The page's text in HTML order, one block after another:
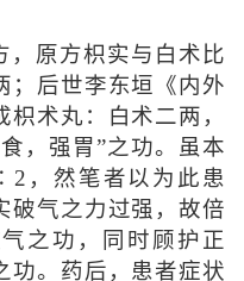
，原方枳实与白术比
；后世李东垣《内外
术丸：白术二两，
，强胃”之功。虽本
，然笔者以为此患
破气之力过强，故倍
之功，同时顾护正
功。药后，患者症状